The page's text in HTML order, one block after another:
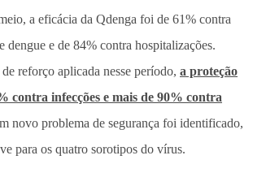
a eficácia da Qdenga foi de 61% contra
dengue e de 84% contra hospitalizações.
reforço aplicada nesse período, a proteção
contra infecções e mais de 90% contra
novo problema de segurança foi identificado,
para os quatro sorotipos do vírus.